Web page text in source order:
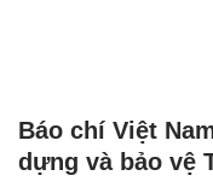
Báo chí Việt
dựng và bảo vệ